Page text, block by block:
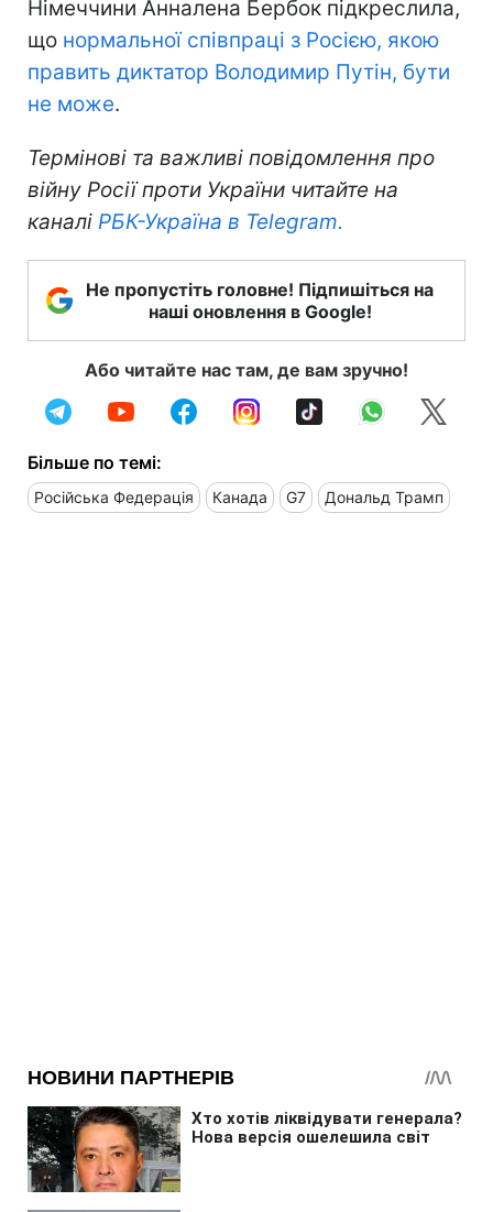
Німеччини Анналена Бербок підкреслила,
що нормальної співпраці з Росією, якою
править диктатор Володимир Путін, бути
не може.
Термінові та важливі повідомлення про
війну Росії проти України читайте на
каналі РБК-Україна в Telegram.
Не пропустіть головне! Підпишіться на
наші оновлення в Google!
Або читайте нас там, де вам зручно!
Більше по темі:
Російська Федерація Канада G7 Дональд Трамп